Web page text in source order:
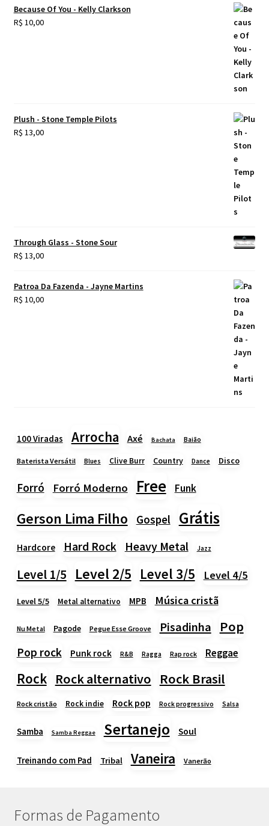
Because Of You - Kelly Clarkson
R$ 10,00
Plush - Stone Temple Pilots
R$ 13,00
Through Glass - Stone Sour
R$ 13,00
Patroa Da Fazenda - Jayne Martins
R$ 10,00
100 Viradas Arrocha Axé Bachata Baião
Baterista Versátil Blues Clive Burr Country Dance Disco
Forró Forró Moderno Free Funk
Gerson Lima Filho Gospel Grátis
Hardcore Hard Rock Heavy Metal Jazz
Level 1/5 Level 2/5 Level 3/5 Level 4/5
Level 5/5 Metal alternativo MPB Música cristã
Nu Metal Pagode Pegue Esse Groove Pisadinha Pop
Pop rock Punk rock R&B Ragga Rap rock Reggae
Rock Rock alternativo Rock Brasil
Rock cristão Rock indie Rock pop Rock progressivo Salsa
Samba Samba Reggae Sertanejo Soul
Treinando com Pad Tribal Vaneira Vanerão
Formas de Pagamento